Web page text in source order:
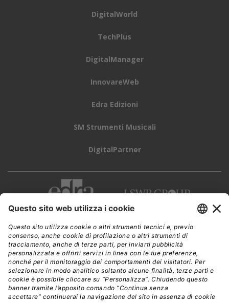
DigitalWorld
TechPlus
DigitalManager
InnovareWeb
Edra Edizioni
SM Strumenti Musicali
DigitalPartner
CWI è una testata giornalistica diEdra Edizioni s.r.l.
Direzione, amministrazione, redazione, pubblicità
Viale Enrico Forlanini 21 - 20134 Milano
Tel. +39 02 881841
C.F./P IVA 13002100157
www.edraedizioni.it|Privacy